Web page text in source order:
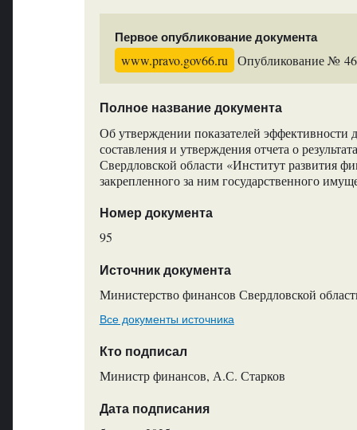
Первое опубликование документа
www.pravo.gov66.ru Опубликование №
Полное название документа
Об утверждении показателей
составления и утверждения отчета о
Свердловской области «Институт развития
закрепленного за ним государственного
Номер документа
95
Источник документа
Министерство финансов Свердловской
Все документы источника
Кто подписал
Министр финансов, А.С. Старков
Дата подписания